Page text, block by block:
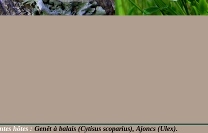
hôtes : Genêt à balais (Cytisus scoparius), Ajoncs (Ulex).